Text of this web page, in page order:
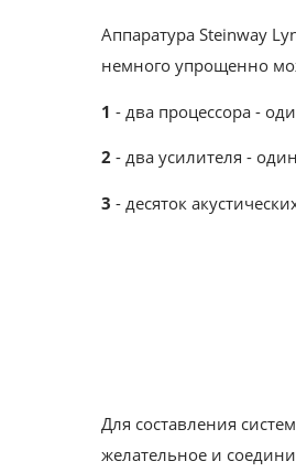
Аппаратура Steinway
немного упрощенно
1 - два процессора -
2 - два усилителя -
3 - десяток
Для составления
желательное и